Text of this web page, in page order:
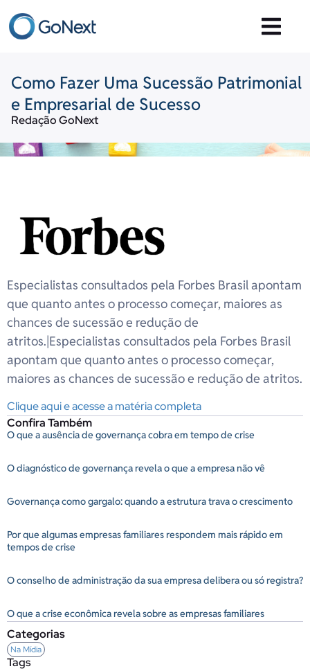
Como Fazer Uma Sucessão Patrimonial
e Empresarial de Sucesso
Redação GoNext
Categorias
Na Mídia
Tags
Confira Também
O que a ausência de governança cobra em tempo de crise
O diagnóstico de governança revela o que a empresa não vê
Governança como gargalo: quando a estrutura trava o crescimento
Por que algumas empresas familiares respondem mais rápido em
tempos de crise
O conselho de administração da sua empresa delibera ou só registra?
O que a crise econômica revela sobre as empresas familiares
Especialistas consultados pela Forbes Brasil apontam
que quanto antes o processo começar, maiores as
chances de sucessão e redução de
atritos.|Especialistas consultados pela Forbes Brasil
apontam que quanto antes o processo começar,
maiores as chances de sucessão e redução de atritos.
Clique aqui e acesse a matéria completa